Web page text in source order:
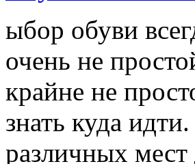
ыбор обуви
очень не
крайне не
знать куда
различных